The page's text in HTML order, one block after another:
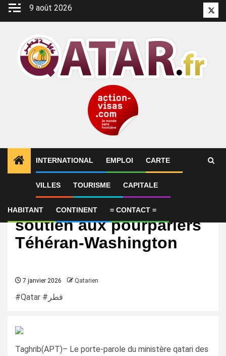
Aller
9 août 2026
INTERNATIONAL EMPLOI CARTE
VILLES TOURISME CAPITALE
HABITANT CONTINENT = CONTACT =
International
Le Qatar affirme son
soutien aux pourparlers
Téhéran-Washington
7 janvier 2026 Qatarien
#Qatar #قطر
Taghrib(APT)– Le porte-parole du ministère qatari des